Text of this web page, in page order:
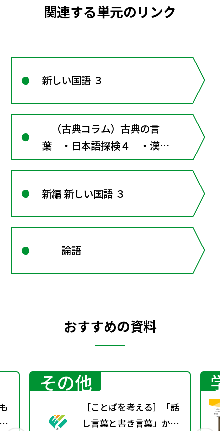
関連する単元のリンク
新しい国語 ３
（古典コラム）古典の言
葉 ・日本語探検４ ・漢字
道場５
新編 新しい国語 ３
論語
おすすめの資料
その他
［ことばを考える］「話
し言葉と書き言葉」から